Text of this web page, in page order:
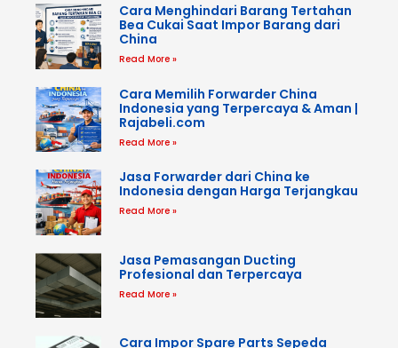
Cara Menghindari Barang Tertahan
Bea Cukai Saat Impor Barang dari
China
Read More »
Cara Memilih Forwarder China
Indonesia yang Terpercaya & Aman |
Rajabeli.com
Read More »
Jasa Forwarder dari China ke
Indonesia dengan Harga Terjangkau
Read More »
Jasa Pemasangan Ducting
Profesional dan Terpercaya
Read More »
Cara Impor Spare Parts Sepeda